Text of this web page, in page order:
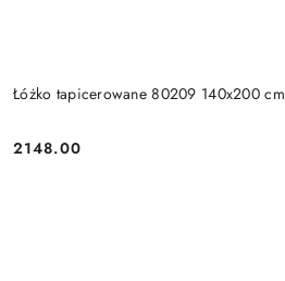
Łóżko tapicerowane 80209 140x200 cm
Cena:
2148.00